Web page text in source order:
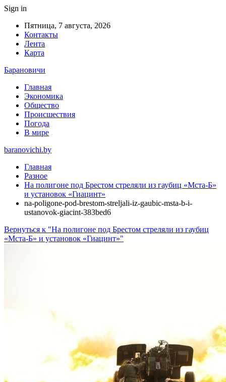
Sign in
Пятница, 7 августа, 2026
Контакты
Лента
Карта
Барановичи
Главная
Экономика
Общество
Происшествия
Погода
В мире
baranovichi.by
Главная
Разное
На полигоне под Брестом стреляли из гаубиц «Мста-Б»
и установок «Гиацинт»
na-poligone-pod-brestom-streljali-iz-gaubic-msta-b-i-
ustanovok-giacint-383bed6
Вернуться к "На полигоне под Брестом стреляли из гаубиц
«Мста-Б» и установок «Гиацинт»"